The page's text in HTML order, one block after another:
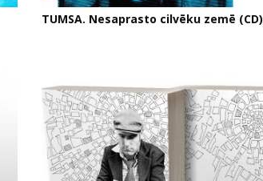
TUMSA. Nesaprasto cilvēku zemē (CD)